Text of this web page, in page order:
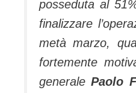
posseduta al
finalizzare
metà marzo,
fortemente
generalePaolo